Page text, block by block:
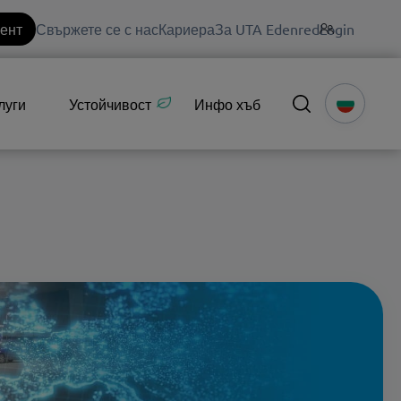
Свържете се с насКариераЗа UTA EdenredLogin
Устойчивост Инфо хъб